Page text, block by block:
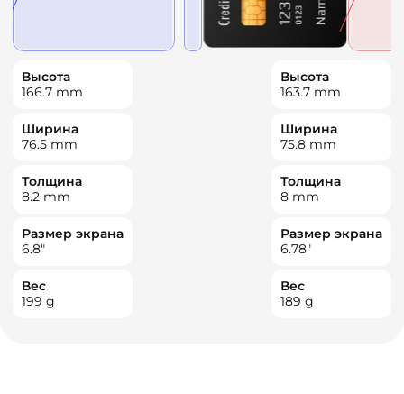
Высота
166.7 mm
Ширина
76.5 mm
Толщина
8.2 mm
Размер экрана
6.8"
Вес
199 g
Высота
163.7 mm
Ширина
75.8 mm
Толщина
8 mm
Размер экрана
6.78"
Вес
189 g